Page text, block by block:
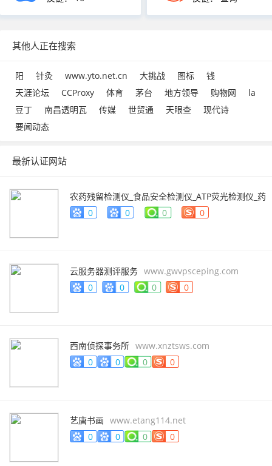
其他人正在搜索
阳 针灸 www.yto.net.cn 大挑战 图标
钱
天涯论坛
CCProxy 体育 茅台 地方领导 购物网
la
豆丁
南昌透明瓦 传媒 世贸通 天眼查
现代诗
要闻动态
最新认证网站
农药残留检测仪_食品安全检测仪_ATP荧光检测仪_药
物残留检测仪_辰安智检（上海）科学仪器有限公
0 0 0 0
云服务器测评服务 www.gwvpsceping.com
0
0 0 0
西南侦探事务所 www.xnztsws.com
0
0 0 0
艺唐书画 www.etang114.net
0
0 0 0